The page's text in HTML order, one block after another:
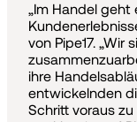
„Im Handel
von Pipe17.
ihre
entwickelnden
Schritt voraus